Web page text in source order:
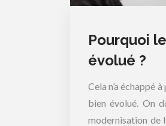
Pourquoi
évolué ?
Cela n’a échappé
bien évolué. On
modernisation de